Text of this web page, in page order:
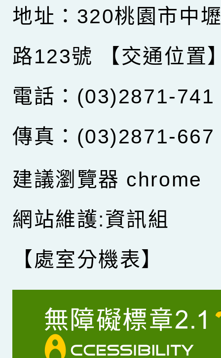
地址：320桃園市中
路123號
【交通位置
電話：(03)2871-741
傳真：(03)2871-667
建議瀏覽器 chrome
網站維護:資訊組
【處室分機表】